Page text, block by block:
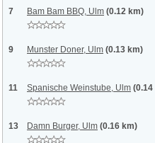
7 Bam Bam BBQ, Ulm (0.12 km)
9 Munster Doner, Ulm (0.13 km)
11 Spanische Weinstube, Ulm
13 Damn Burger, Ulm (0.16 km)